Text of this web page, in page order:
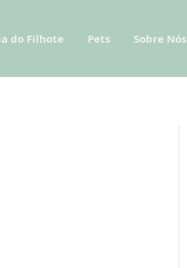
do Filhote Pets Sobre Nós